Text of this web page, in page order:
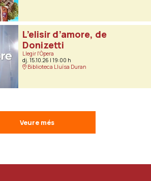
L’elisir d’amore, de
Donizetti
Llegir l'Òpera
dj. 15.10.26 | 19:00 h
Biblioteca Lluïsa Duran
Veure més